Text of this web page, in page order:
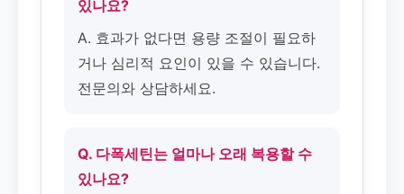
있나요?
A. 효과가 없다면 용량 조절이 필요하
거나 심리적 요인이 있을 수 있습니다.
전문의와 상담하세요.
Q. 다폭세틴는 얼마나 오래 복용할 수
있나요?